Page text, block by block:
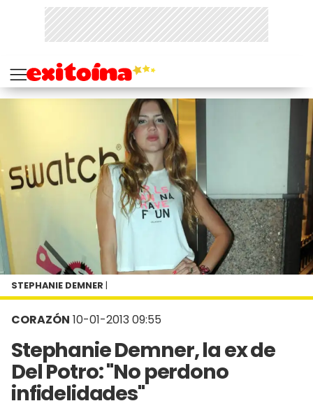
CORAZÓN 10-01-2013 09:55
Stephanie Demner, la ex de
Del Potro: "No perdono
infidelidades"
STEPHANIE DEMNER |